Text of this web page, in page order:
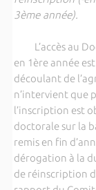
3ème année).
L’accès au
en 1ère année
découlant de
n’intervient que
l’inscription est
doctorale sur la
remis en fin
dérogation à la
de réinscription